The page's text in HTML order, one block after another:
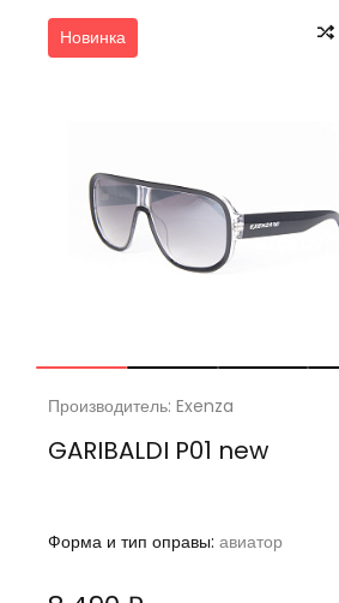
Новинка
Производитель: Exenza
GARIBALDI P01 new
Форма и тип оправы: авиатор